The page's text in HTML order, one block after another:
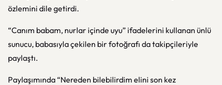
özlemini dile getirdi.
“Canım babam, nurlar içinde uyu” ifadelerini kullanan ünlü
sunucu, babasıyla çekilen bir fotoğrafı da takipçileriyle
paylaştı.
Paylaşımında “Nereden bilebilirdim elini son kez